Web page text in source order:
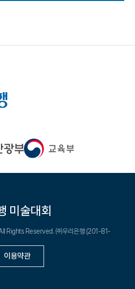
미술대회
Rights Reserved. ㈜우리은행 (201-81-
이용약관